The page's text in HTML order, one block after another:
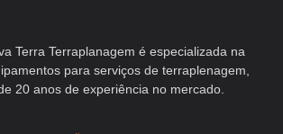
Terra Terraplanagem é especializada na
para serviços de terraplenagem,
20 anos de experiência no mercado.